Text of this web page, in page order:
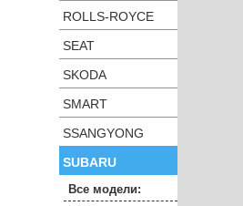
ROLLS-ROYCE
SEAT
SKODA
SMART
SSANGYONG
SUBARU
Все модели: